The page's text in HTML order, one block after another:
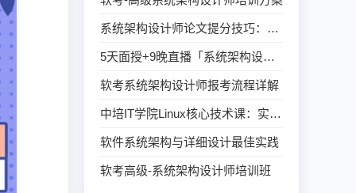
系统架构设计师论文提分技巧：解锁高分秘籍
5天面授+9晚直播「系统架构设计师」冲刺啦！
软考系统架构设计师报考流程详解
中培IT学院Linux核心技术课：实战项目+权威认证
软件系统架构与详细设计最佳实践
软考高级-系统架构设计师培训班